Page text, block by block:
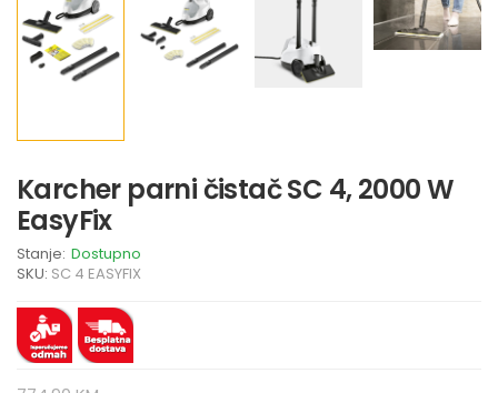
Karcher parni čistač SC 4, 2000 W
EasyFix
Stanje: Dostupno
SKU: SC 4 EASYFIX